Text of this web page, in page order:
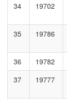
34
19702
35 19786
36 19782
37
19777